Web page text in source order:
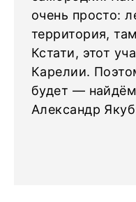
очень просто:
территория,
Кстати, этот
Карелии.
будет —
Александр